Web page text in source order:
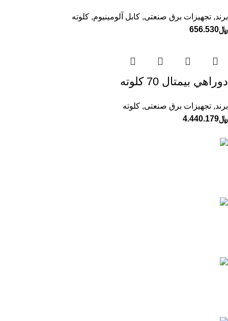
برند, تجهیزات برق صنعتی, کابل آلومینیوم, کلوته
﷼656.530
دوراهي بيمتال 70 كلوته
برند, تجهیزات برق صنعتی, کلوته
﷼4.440.179